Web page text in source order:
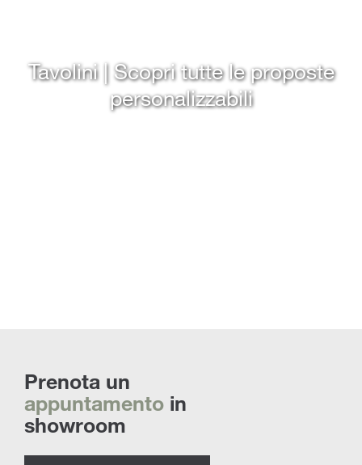
Tavolini | Scopri tutte le proposte
personalizzabili
Prenota un
appuntamento in
showroom